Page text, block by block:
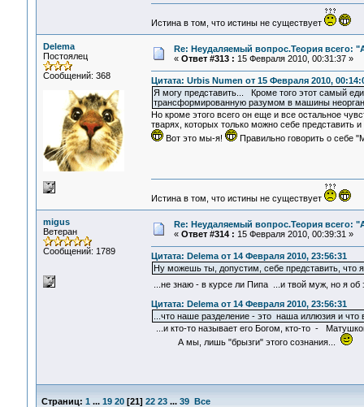
Истина в том, что истины не существует
Delema
Постоялец
Сообщений: 368
Re: Неудаляемый вопрос.Теория всего:
« Ответ #313 : 15 Февраля 2010, 00:31:37 »
Цитата: Urbis Numen от 15 Февраля 2010,
Я могу представить... Кроме того этот самый
трансформированную разумом в машины
Но кроме этого всего он еще и все остальное
тварях, которых только можно себе
Вот это мы-я!
Правильно говорить о себе
Истина в том, что истины не существует
migus
Ветеран
Сообщений: 1789
Re: Неудаляемый вопрос.Теория всего:
« Ответ #314 : 15 Февраля 2010, 00:39:31 »
Цитата: Delema от 14 Февраля 2010, 23:56:31
Ну можешь ты, допустим, себе представить, что
...не знаю - в курсе ли Пипа ...и твой муж, но я
Цитата: Delema от 14 Февраля 2010, 23:56:31
...что наше разделение - это наша иллюзия и что
...и кто-то называет его Богом, кто-то -
А мы, лишь "брызги" этого сознания...
Страниц: 1 ... 19 20[21] 22 23 ... 39 Все